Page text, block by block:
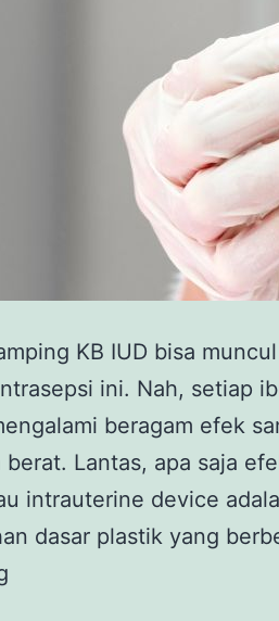
KB IUD bisa
ini. Nah, setiap
beragam efek
berat. Lantas, apa saja
intrauterine device
dasar plastik yang